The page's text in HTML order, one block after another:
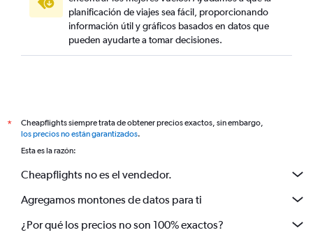
planificación de viajes sea fácil, proporcionando
información útil y gráficos basados en datos que
pueden ayudarte a tomar decisiones.
*
Cheapflights siempre trata de obtener precios exactos, sin embargo,
los precios no están garantizados.
Esta es la razón:
Cheapflights no es el vendedor.
Agregamos montones de datos para ti
¿Por qué los precios no son 100% exactos?